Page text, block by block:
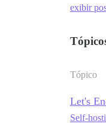
exibir
Tópico
Let's
Self-